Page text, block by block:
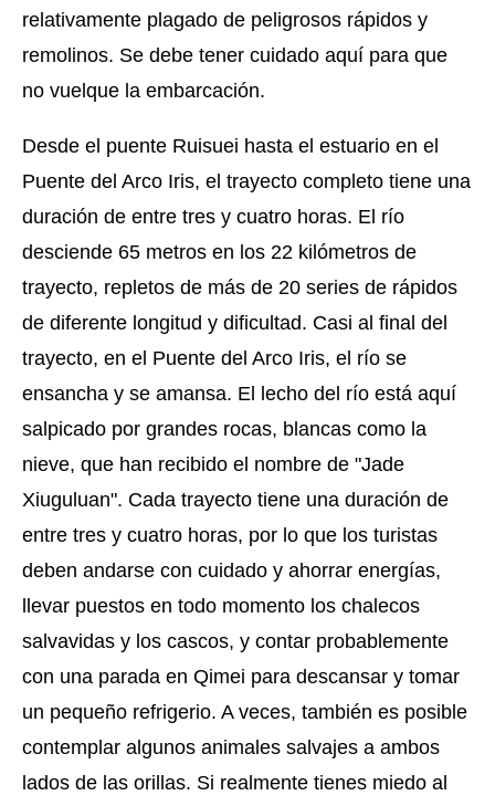
relativamente plagado de peligrosos rápidos y
remolinos. Se debe tener cuidado aquí para que
no vuelque la embarcación.
Desde el puente Ruisuei hasta el estuario en el
Puente del Arco Iris, el trayecto completo tiene una
duración de entre tres y cuatro horas. El río
desciende 65 metros en los 22 kilómetros de
trayecto, repletos de más de 20 series de rápidos
de diferente longitud y dificultad. Casi al final del
trayecto, en el Puente del Arco Iris, el río se
ensancha y se amansa. El lecho del río está aquí
salpicado por grandes rocas, blancas como la
nieve, que han recibido el nombre de "Jade
Xiuguluan". Cada trayecto tiene una duración de
entre tres y cuatro horas, por lo que los turistas
deben andarse con cuidado y ahorrar energías,
llevar puestos en todo momento los chalecos
salvavidas y los cascos, y contar probablemente
con una parada en Qimei para descansar y tomar
un pequeño refrigerio. A veces, también es posible
contemplar algunos animales salvajes a ambos
lados de las orillas. Si realmente tienes miedo al